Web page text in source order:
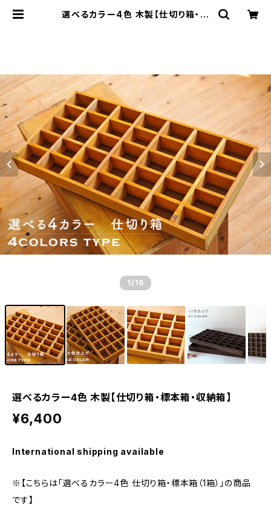
選べるカラー4色 木製【仕切り箱・標
1 /16
選べるカラー4色 木製【仕切り箱・標本箱・収納箱】
¥6,400
International shipping available
※【こちらは「選べるカラー4色 仕切り箱・標本箱（1箱）」の商品
です】